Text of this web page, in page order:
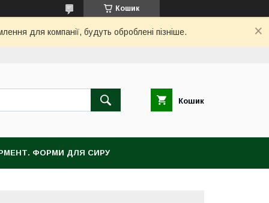
Кошик
для компанії, будуть оброблені пізніше.
Кошик
ФОРМИ ДЛЯ СИРУ